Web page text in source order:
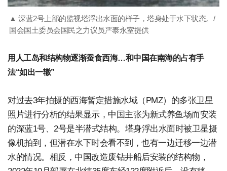
▲ 深蓝2号上部的监视塔浮出水面的样子，塔身处于水下状态。/
国会国土委员会国民之力议员严泰永室提供
用人工岛和结构物逐渐蚕食西海…和中国在南海的占有手
法“如出一辙”
对过去3年拍摄的西海暂定措施水域（PMZ）的多张卫星
照片进行分析的结果显示，中国主张为新式养鱼场而安装
的深蓝1号、2号是半潜式结构。塔身浮出水面时被卫星摄
像机拍到，但潜在水下时会看不到，也有一边迁移一边潜
水的情况。相反，中国改造废钻井船后安装的结构物，